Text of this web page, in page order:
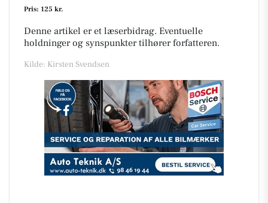
Pris: 125 kr.
Denne artikel er et læserbidrag. Eventuelle
holdninger og synspunkter tilhører forfatteren.
Kilde: Kirsten Svendsen